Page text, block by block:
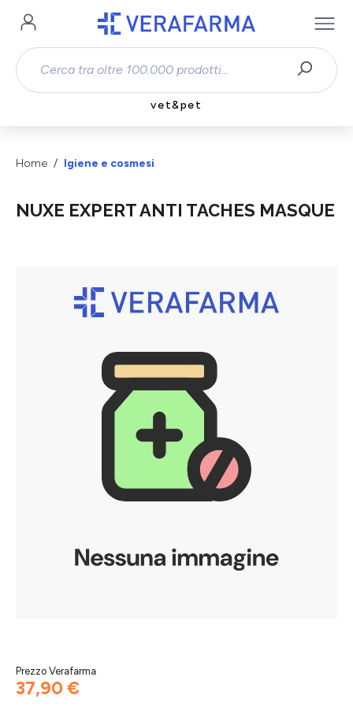
Passa al contenuto principale
vet&pet
Home Igiene e cosmesi
NUXE EXPERT ANTI TACHES MASQUE
Prezzo Verafarma
37,90 €